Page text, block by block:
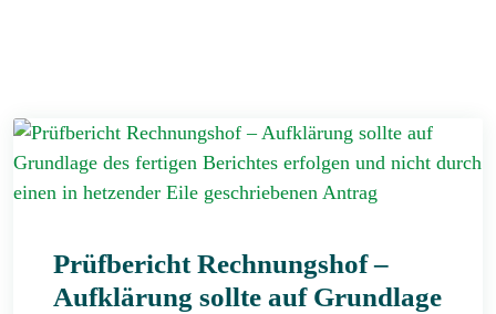
Prüfbericht Rechnungshof –
Aufklärung sollte auf Grundlage